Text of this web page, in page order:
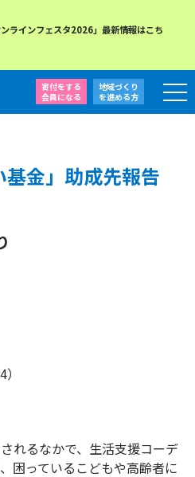
ンラインフェスタ2026」最新情報はこち
寄付をする
会員になる
地域づくり
を進める方
基金」助成先報告
）
れるなかで、生活支援コーデ
困っているこどもや高齢者に